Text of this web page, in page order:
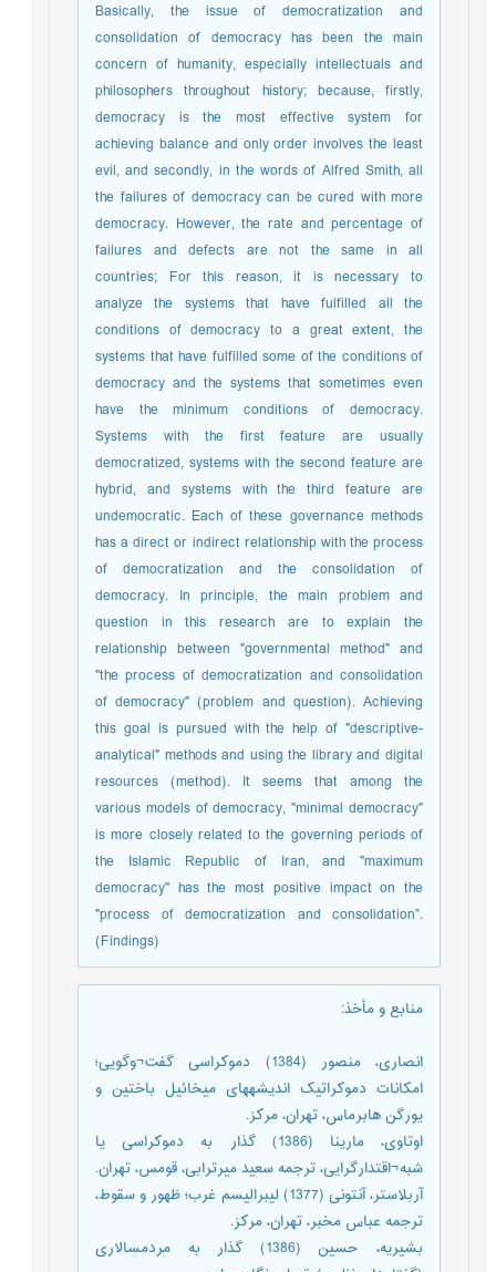
Basically, the issue of democratization and
consolidation of democracy has been the main
concern of humanity, especially intellectuals and
philosophers throughout history; because, firstly,
democracy is the most effective system for
achieving balance and only order involves the least
evil, and secondly, in the words of Alfred Smith, all
the failures of democracy can be cured with more
democracy. However, the rate and percentage of
failures and defects are not the same in all
countries; For this reason, it is necessary to
analyze the systems that have fulfilled all the
conditions of democracy to a great extent, the
systems that have fulfilled some of the conditions of
democracy and the systems that sometimes even
have the minimum conditions of democracy.
Systems with the first feature are usually
democratized, systems with the second feature are
hybrid, and systems with the third feature are
undemocratic. Each of these governance methods
has a direct or indirect relationship with the process
of democratization and the consolidation of
democracy. In principle, the main problem and
question in this research are to explain the
relationship between "governmental method" and
"the process of democratization and consolidation
of democracy" (problem and question). Achieving
this goal is pursued with the help of "descriptive-
analytical" methods and using the library and digital
resources (method). It seems that among the
various models of democracy, "minimal democracy"
is more closely related to the governing periods of
the Islamic Republic of Iran, and "maximum
democracy" has the most positive impact on the
"process of democratization and consolidation”.
(Findings)
منابع و مأخذ:
انصاری، منصور (1384) دموکراسی گفت¬وگویی؛
امکانات دموکراتیک اندیشه‏های میخائیل باختین و
یورگن هابرماس، تهران، مرکز.
اوتاوی، مارینا (1386) گذار به دموکراسی یا
شبه¬اقتدارگرایی، ترجمه سعید میرترابی، قومس، تهران.
آربلاستر، آنتونی (1377) لیبرالیسم غرب؛ ظهور و سقوط،
ترجمه عباس مخبر، تهران، مرکز.
بشیریه، حسین (1386) گذار به مردم‏سالاری